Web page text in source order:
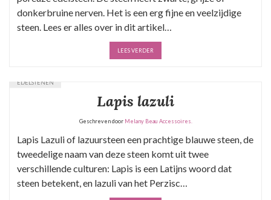
donkerbruine nerven. Het is een erg fijne en veelzijdige
steen. Lees er alles over in dit artikel…
LEES VERDER
EDELSTENEN
Lapis lazuli
Geschreven door Melany Beau Accessoires.
Lapis Lazuli of lazuursteen een prachtige blauwe steen, de
tweedelige naam van deze steen komt uit twee
verschillende culturen: Lapis is een Latijns woord dat
steen betekent, en lazuli van het Perzisc…